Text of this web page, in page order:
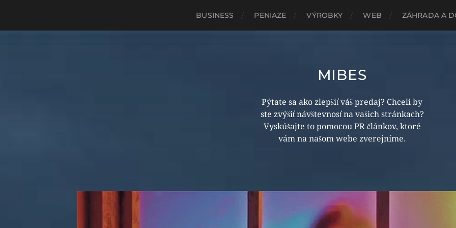
BUSINESS PENIAZE VÝROBKY WEB ZÁHRADA A
MIBES
Pýtate sa ako zlepšiť váš predaj? Chceli by
ste zvýšiť návštevnosť na vašich stránkach?
Vyskúšajte to pomocou PR článkov, ktoré
vám na našom webe zverejníme.